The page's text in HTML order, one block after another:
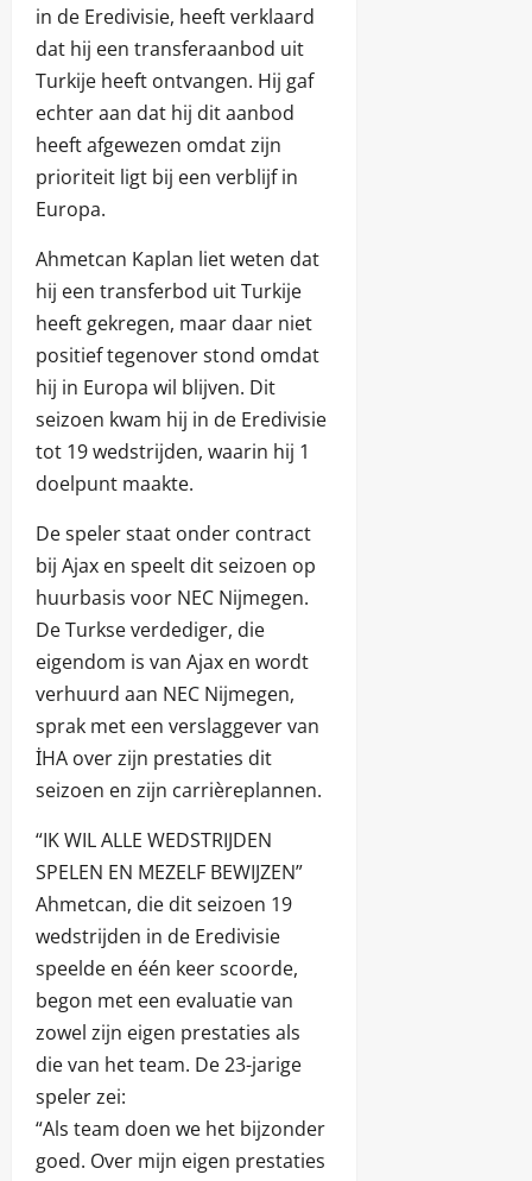
in de Eredivisie, heeft verklaard
dat hij een transferaanbod uit
Turkije heeft ontvangen. Hij gaf
echter aan dat hij dit aanbod
heeft afgewezen omdat zijn
prioriteit ligt bij een verblijf in
Europa.
Ahmetcan Kaplan liet weten dat
hij een transferbod uit Turkije
heeft gekregen, maar daar niet
positief tegenover stond omdat
hij in Europa wil blijven. Dit
seizoen kwam hij in de Eredivisie
tot 19 wedstrijden, waarin hij 1
doelpunt maakte.
De speler staat onder contract
bij Ajax en speelt dit seizoen op
huurbasis voor NEC Nijmegen.
De Turkse verdediger, die
eigendom is van Ajax en wordt
verhuurd aan NEC Nijmegen,
sprak met een verslaggever van
İHA over zijn prestaties dit
seizoen en zijn carrièreplannen.
“IK WIL ALLE WEDSTRIJDEN
SPELEN EN MEZELF BEWIJZEN”
Ahmetcan, die dit seizoen 19
wedstrijden in de Eredivisie
speelde en één keer scoorde,
begon met een evaluatie van
zowel zijn eigen prestaties als
die van het team. De 23-jarige
speler zei:
“Als team doen we het bijzonder
goed. Over mijn eigen prestaties